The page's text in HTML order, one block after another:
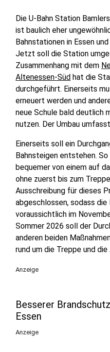
Die U-Bahn Station
ist baulich eher
Bahnstationen in Essen
Jetzt soll die Station
Zusammenhang mit dem
Altenessen-Süd hat die
durchgeführt. Einerseits
erneuert werden und
neue Schule bald deutlich
nutzen. Der Umbau
Einerseits soll ein
Bahnsteigen entstehen.
bequemer von einem auf
ohne zuerst bis zum
Ausschreibung für dieses
abgeschlossen, sodass die
voraussichtlich im
Sommer 2026 soll der
anderen beiden
rund um die Treppe und die
Anzeige
Besserer
Essen
Anzeige